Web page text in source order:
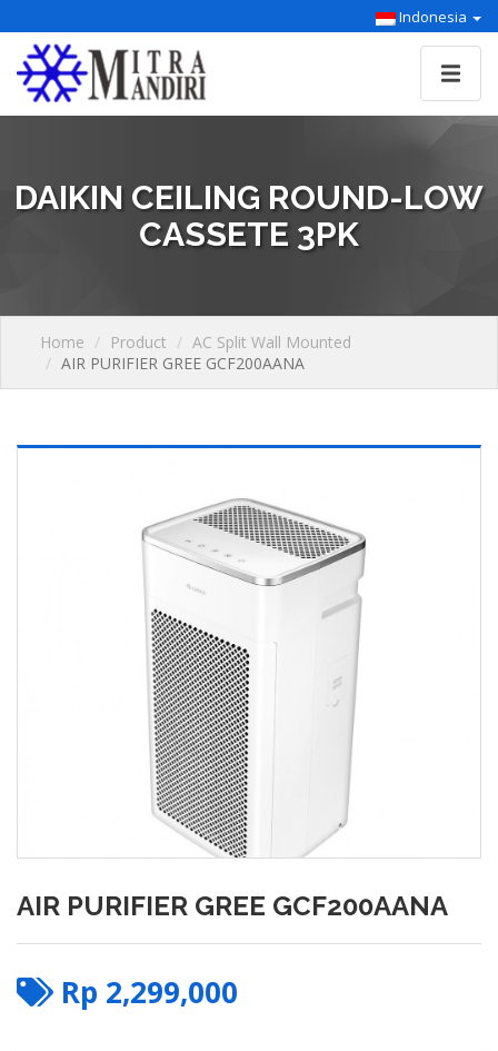
Indonesia
DAIKIN CEILING ROUND-LOW
CASSETE 3PK
Home Product
AC Split Wall Mounted
AIR PURIFIER GREE GCF200AANA
AIR PURIFIER GREE GCF200AANA
Rp 2,299,000